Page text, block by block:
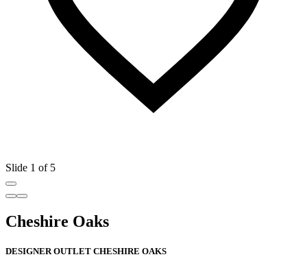
Slide 1 of 5
Cheshire Oaks
DESIGNER OUTLET CHESHIRE OAKS